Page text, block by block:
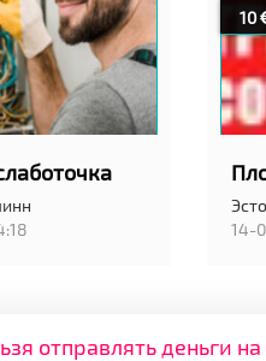
10
14-
отправлять деньги